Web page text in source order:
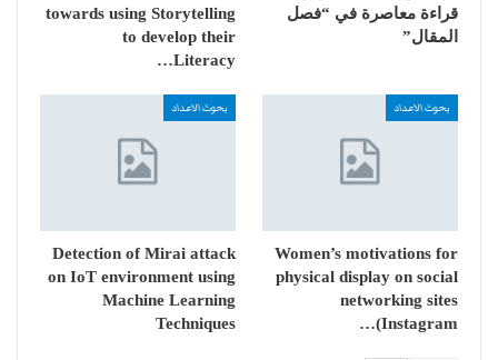
قراءة معاصرة في “فصل
المقال”
towards using Storytelling
to develop their
Literacy…
بحوث الاعداد
Women’s motivations for
physical display on social
networking sites
(Instagram…
بحوث الاعداد
Detection of Mirai attack
on IoT environment using
Machine Learning
Techniques